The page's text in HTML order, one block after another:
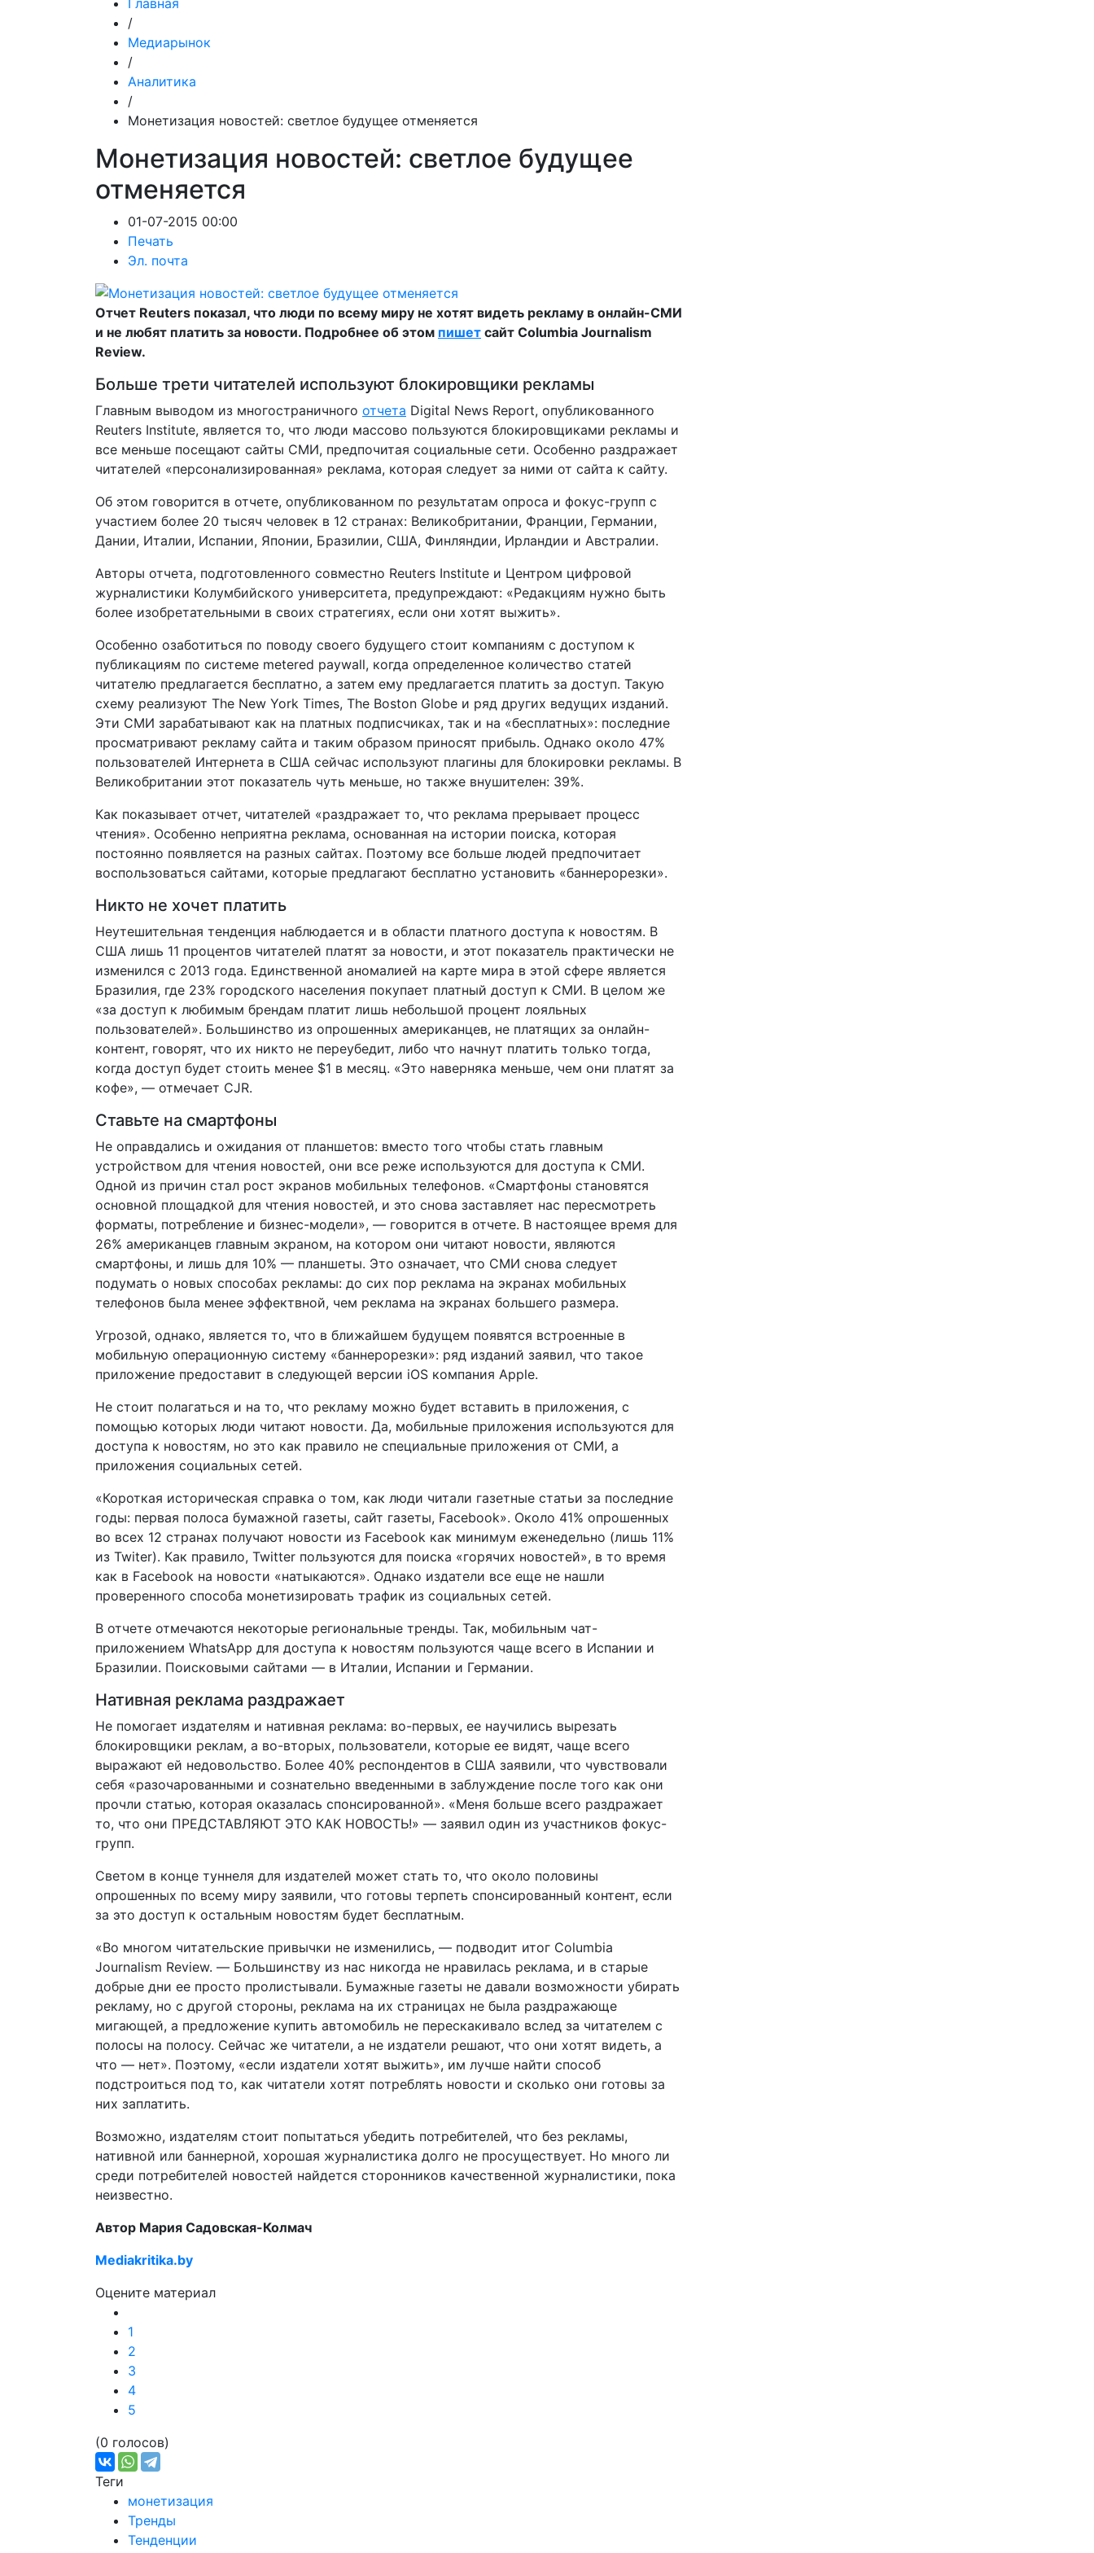
Главная
/
Медиарынок
/
Аналитика
/
Монетизация новостей: светлое будущее отменяется
Монетизация новостей: светлое будущее
отменяется
01-07-2015 00:00
Печать
Эл. почта
Отчет Reuters показал, что люди по всему миру не хотят видеть рекламу в онлайн-СМИ
и не любят платить за новости. Подробнее об этом пишет сайт Columbia Journalism
Review.
Больше трети читателей используют блокировщики рекламы
Главным выводом из многостраничного отчета Digital News Report, опубликованного
Reuters Institute, является то, что люди массово пользуются блокировщиками рекламы и
все меньше посещают сайты СМИ, предпочитая социальные сети. Особенно раздражает
читателей «персонализированная» реклама, которая следует за ними от сайта к сайту.
Об этом говорится в отчете, опубликованном по результатам опроса и фокус-групп с
участием более 20 тысяч человек в 12 странах: Великобритании, Франции, Германии,
Дании, Италии, Испании, Японии, Бразилии, США, Финляндии, Ирландии и Австралии.
Авторы отчета, подготовленного совместно Reuters Institute и Центром цифровой
журналистики Колумбийского университета, предупреждают: «Редакциям нужно быть
более изобретательными в своих стратегиях, если они хотят выжить».
Особенно озаботиться по поводу своего будущего стоит компаниям с доступом к
публикациям по системе metered paywall, когда определенное количество статей
читателю предлагается бесплатно, а затем ему предлагается платить за доступ. Такую
схему реализуют The New York Times, The Boston Globe и ряд других ведущих изданий.
Эти СМИ зарабатывают как на платных подписчиках, так и на «бесплатных»: последние
просматривают рекламу сайта и таким образом приносят прибыль. Однако около 47%
пользователей Интернета в США сейчас используют плагины для блокировки рекламы. В
Великобритании этот показатель чуть меньше, но также внушителен: 39%.
Как показывает отчет, читателей «раздражает то, что реклама прерывает процесс
чтения». Особенно неприятна реклама, основанная на истории поиска, которая
постоянно появляется на разных сайтах. Поэтому все больше людей предпочитает
воспользоваться сайтами, которые предлагают бесплатно установить «баннерорезки».
Никто не хочет платить
Неутешительная тенденция наблюдается и в области платного доступа к новостям. В
США лишь 11 процентов читателей платят за новости, и этот показатель практически не
изменился с 2013 года. Единственной аномалией на карте мира в этой сфере является
Бразилия, где 23% городского населения покупает платный доступ к СМИ. В целом же
«за доступ к любимым брендам платит лишь небольшой процент лояльных
пользователей». Большинство из опрошенных американцев, не платящих за онлайн-
контент, говорят, что их никто не переубедит, либо что начнут платить только тогда,
когда доступ будет стоить менее $1 в месяц. «Это наверняка меньше, чем они платят за
кофе», — отмечает CJR.
Ставьте на смартфоны
Не оправдались и ожидания от планшетов: вместо того чтобы стать главным
устройством для чтения новостей, они все реже используются для доступа к СМИ.
Одной из причин стал рост экранов мобильных телефонов. «Смартфоны становятся
основной площадкой для чтения новостей, и это снова заставляет нас пересмотреть
форматы, потребление и бизнес-модели», — говорится в отчете. В настоящее время для
26% американцев главным экраном, на котором они читают новости, являются
смартфоны, и лишь для 10% — планшеты. Это означает, что СМИ снова следует
подумать о новых способах рекламы: до сих пор реклама на экранах мобильных
телефонов была менее эффектвной, чем реклама на экранах большего размера.
Угрозой, однако, является то, что в ближайшем будущем появятся встроенные в
мобильную операционную систему «баннерорезки»: ряд изданий заявил, что такое
приложение предоставит в следующей версии iOS компания Apple.
Не стоит полагаться и на то, что рекламу можно будет вставить в приложения, с
помощью которых люди читают новости. Да, мобильные приложения используются для
доступа к новостям, но это как правило не специальные приложения от СМИ, а
приложения социальных сетей.
«Короткая историческая справка о том, как люди читали газетные статьи за последние
годы: первая полоса бумажной газеты, сайт газеты, Facebook». Около 41% опрошенных
во всех 12 странах получают новости из Facebook как минимум еженедельно (лишь 11%
из Twiter). Как правило, Twitter пользуются для поиска «горячих новостей», в то время
как в Facebook на новости «натыкаются». Однако издатели все еще не нашли
проверенного способа монетизировать трафик из социальных сетей.
В отчете отмечаются некоторые региональные тренды. Так, мобильным чат-
приложением WhatsApp для доступа к новостям пользуются чаще всего в Испании и
Бразилии. Поисковыми сайтами — в Италии, Испании и Германии.
Нативная реклама раздражает
Не помогает издателям и нативная реклама: во-первых, ее научились вырезать
блокировщики реклам, а во-вторых, пользователи, которые ее видят, чаще всего
выражают ей недовольство. Более 40% респондентов в США заявили, что чувствовали
себя «разочарованными и сознательно введенными в заблуждение после того как они
прочли статью, которая оказалась спонсированной». «Меня больше всего раздражает
то, что они ПРЕДСТАВЛЯЮТ ЭТО КАК НОВОСТЬ!» — заявил один из участников фокус-
групп.
Светом в конце туннеля для издателей может стать то, что около половины
опрошенных по всему миру заявили, что готовы терпеть спонсированный контент, если
за это доступ к остальным новостям будет бесплатным.
«Во многом читательские привычки не изменились, — подводит итог Columbia
Journalism Review. — Большинству из нас никогда не нравилась реклама, и в старые
добрые дни ее просто пролистывали. Бумажные газеты не давали возможности убирать
рекламу, но с другой стороны, реклама на их страницах не была раздражающе
мигающей, а предложение купить автомобиль не перескакивало вслед за читателем с
полосы на полосу. Сейчас же читатели, а не издатели решают, что они хотят видеть, а
что — нет». Поэтому, «если издатели хотят выжить», им лучше найти способ
подстроиться под то, как читатели хотят потреблять новости и сколько они готовы за
них заплатить.
Возможно, издателям стоит попытаться убедить потребителей, что без рекламы,
нативной или баннерной, хорошая журналистика долго не просуществует. Но много ли
среди потребителей новостей найдется сторонников качественной журналистики, пока
неизвестно.
Автор Мария Садовская-Колмач
Mediakritika.by
Оцените материал
1
2
3
4
5
(0 голосов)
Теги
монетизация
Тренды
Тенденции